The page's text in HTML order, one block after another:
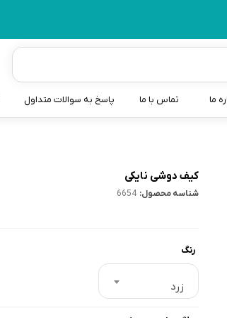
ما تماس با ما پاسخ به سوالات متداول
کیف دوشی نایکی
شناسه محصول: 6654
رنگ
زرد